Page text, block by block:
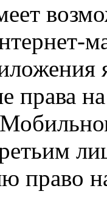
права
право